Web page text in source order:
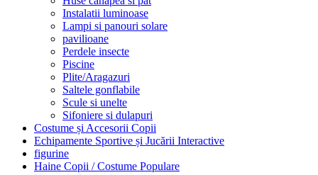
Instalatii luminoase
Lampi si panouri solare
pavilioane
Perdele insecte
Piscine
Plite/Aragazuri
Saltele gonflabile
Scule si unelte
Sifoniere si dulapuri
Costume și Accesorii Copii
Echipamente Sportive și Jucării Interactive
figurine
Haine Copii / Costume Populare